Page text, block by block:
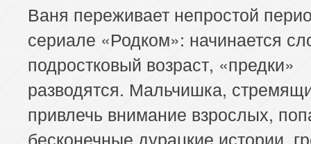
Ваня переживает непростой
сериале «Родком»: начинается
подростковый возраст, «предки»
разводятся. Мальчишка,
привлечь внимание взрослых,
бесконечные дурацкие истории,